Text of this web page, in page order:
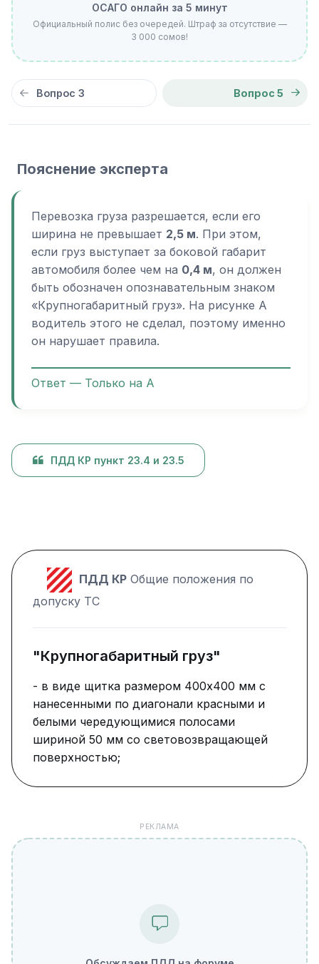
ОСАГО онлайн за 5 минут
Официальный полис без очередей. Штраф за отсутствие —
3 000 сомов!
Вопрос 3 Вопрос 5
Пояснение эксперта
Перевозка груза разрешается, если его
ширина не превышает 2,5 м. При этом,
если груз выступает за боковой габарит
автомобиля более чем на 0,4 м, он должен
быть обозначен опознавательным знаком
«Крупногабаритный груз». На рисунке А
водитель этого не сделал, поэтому именно
он нарушает правила.
Ответ — Только на А
ПДД КР пункт 23.4 и 23.5
ПДД КРОбщие положения по
допуску ТС
"Крупногабаритный груз"
- в виде щитка размером 400х400 мм с
нанесенными по диагонали красными и
белыми чередующимися полосами
шириной 50 мм со световозвращающей
поверхностью;
РЕКЛАМА